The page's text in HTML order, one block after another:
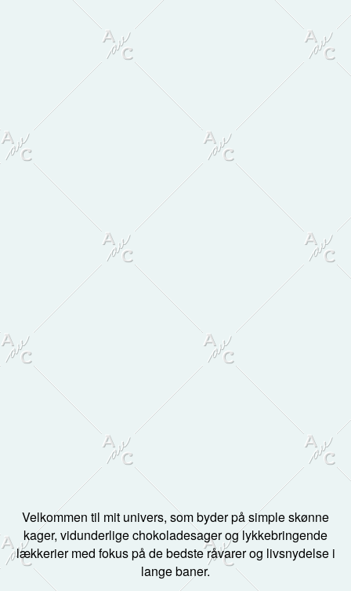
Velkommen til mit univers, som byder på simple skønne
kager, vidunderlige chokoladesager og lykkebringende
lækkerier med fokus på de bedste råvarer og livsnydelse i
lange baner.